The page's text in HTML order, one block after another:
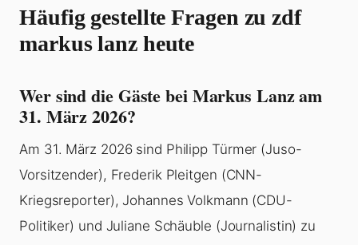
Häufig gestellte Fragen zu zdf
markus lanz heute
Wer sind die Gäste bei Markus Lanz am
31. März 2026?
Am 31. März 2026 sind Philipp Türmer (Juso-
Vorsitzender), Frederik Pleitgen (CNN-
Kriegsreporter), Johannes Volkmann (CDU-
Politiker) und Juliane Schäuble (Journalistin) zu